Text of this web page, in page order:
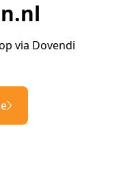
via Dovendi